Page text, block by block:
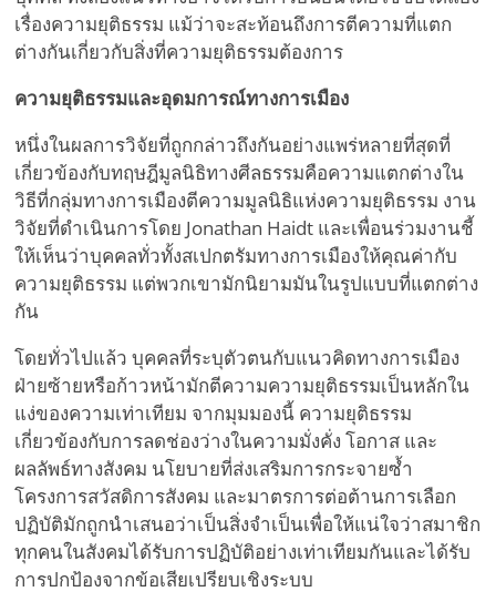
เรื่องความยุติธรรม แม้ว่าจะสะท้อนถึงการตีความที่แตก
ต่างกันเกี่ยวกับสิ่งที่ความยุติธรรมต้องการ
ความยุติธรรมและอุดมการณ์ทางการเมือง
หนึ่งในผลการวิจัยที่ถูกกล่าวถึงกันอย่างแพร่หลายที่สุดที่
เกี่ยวข้องกับทฤษฎีมูลนิธิทางศีลธรรมคือความแตกต่างใน
วิธีที่กลุ่มทางการเมืองตีความมูลนิธิแห่งความยุติธรรม งาน
วิจัยที่ดำเนินการโดย Jonathan Haidt และเพื่อนร่วมงานชี้
ให้เห็นว่าบุคคลทั่วทั้งสเปกตรัมทางการเมืองให้คุณค่ากับ
ความยุติธรรม แต่พวกเขามักนิยามมันในรูปแบบที่แตกต่าง
กัน
โดยทั่วไปแล้ว บุคคลที่ระบุตัวตนกับแนวคิดทางการเมือง
ฝ่ายซ้ายหรือก้าวหน้ามักตีความความยุติธรรมเป็นหลักใน
แง่ของความเท่าเทียม จากมุมมองนี้ ความยุติธรรม
เกี่ยวข้องกับการลดช่องว่างในความมั่งคั่ง โอกาส และ
ผลลัพธ์ทางสังคม นโยบายที่ส่งเสริมการกระจายซ้ำ
โครงการสวัสดิการสังคม และมาตรการต่อต้านการเลือก
ปฏิบัติมักถูกนำเสนอว่าเป็นสิ่งจำเป็นเพื่อให้แน่ใจว่าสมาชิก
ทุกคนในสังคมได้รับการปฏิบัติอย่างเท่าเทียมกันและได้รับ
การปกป้องจากข้อเสียเปรียบเชิงระบบ